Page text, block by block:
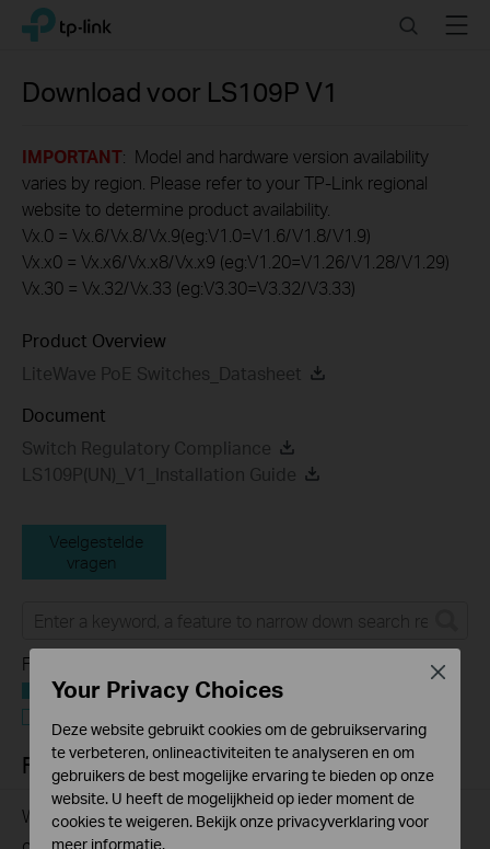
Click
navigation
TP-Link, Reliably Smart SearchMenu
Download voor LS109P V1
IMPORTANT: Model and hardware version availability
varies by region. Please refer to your TP-Link regional
website to determine product availability.
Vx.0 = Vx.6/Vx.8/Vx.9(eg:V1.0=V1.6/V1.8/V1.9)
Vx.x0 = Vx.x6/Vx.x8/Vx.x9 (eg:V1.20=V1.26/V1.28/V1.29)
Vx.30 = Vx.32/Vx.33 (eg:V3.30=V3.32/V3.33)
Product Overview
LiteWave PoE Switches_Datasheet
Document
Switch Regulatory Compliance
LS109P(UN)_V1_Installation Guide
Veelgestelde
vragen
Feature Filter:
Alle
FAQs
Why my PoE powered device cannot work properly when
Your Privacy Choices
Deze website gebruikt cookies om de gebruikservaring
te verbeteren, onlineactiviteiten te analyseren en om
gebruikers de best mogelijke ervaring te bieden op onze
website. U heeft de mogelijkheid op ieder moment de
cookies te weigeren. Bekijk onze privacyverklaringvoor
meer informatie.
Close